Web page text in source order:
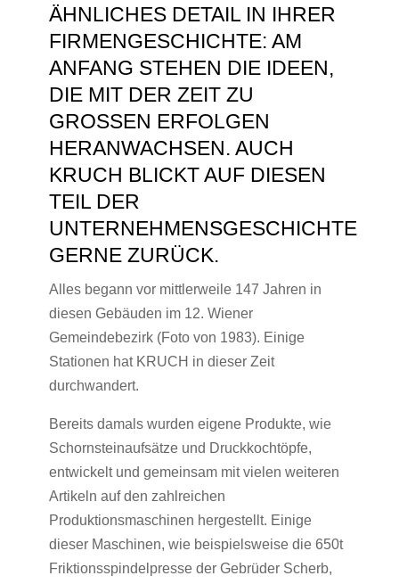
ÄHNLICHES DETAIL IN IHRER
FIRMENGESCHICHTE: AM
ANFANG STEHEN DIE IDEEN,
DIE MIT DER ZEIT ZU
GROSSEN ERFOLGEN H
ERANWACHSEN. AUCH K
RUCH BLICKT AUF DIESEN T
EIL DER U
NTERNEHMENSGESCHICHTE G
ERNE ZURÜCK.
Alles begann vor mittlerweile 147 Jahren in
diesen Gebäuden im 12. Wiener
Gemeindebezirk (Foto von 1983). Einige
Stationen hat KRUCH in dieser Zeit
durchwandert.
Bereits damals wurden eigene Produkte, wie
Schornsteinaufsätze und Druckkochtöpfe,
entwickelt und gemeinsam mit vielen weiteren
Artikeln auf den zahlreichen
Produktionsmaschinen hergestellt. Einige
dieser Maschinen, wie beispielsweise die 650t
Friktionsspindelpresse der Gebrüder Scherb,